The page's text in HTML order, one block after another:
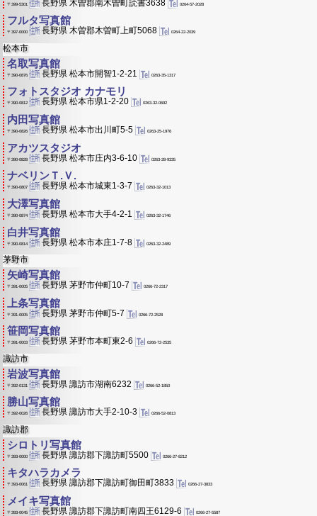
〒399-5301 長野県 木曽郡南木曽町読書3638 0264-57-2028
フルタ写真館
〒397-0000 長野県 木曽郡木曽町上町5068 0264-22-2039
松本市
名取写真館
〒390-0876 長野県 松本市開智1-2-21 0263-35-1317
フォトスタジオ カナモリ
〒390-0812 長野県 松本市県1-2-20 0263-32-0692
内田写真館
〒390-0826 長野県 松本市出川町5-5 0263-25-1976
アカツスタジオ
〒390-0828 長野県 松本市庄内3-6-10 0263-28-9335
ナベリンＴ.Ｖ.
〒390-0807 長野県 松本市城東1-3-7 0263-32-1013
大澤写真館
〒390-0874 長野県 松本市大手4-2-1 0263-32-1746
白井写真館
〒390-0814 長野県 松本市本庄1-7-8 0263-32-2489
茅野市
矢崎写真館
〒391-0005 長野県 茅野市仲町10-7 0266-72-2317
上条写真館
〒391-0005 長野県 茅野市仲町5-7 0266-72-2528
笹岡写真館
〒391-0003 長野県 茅野市本町東2-6 0266-72-2535
諏訪市
岩波写真館
〒392-0131 長野県 諏訪市湖南6232 0266-52-1850
勝山写真館
〒392-0026 長野県 諏訪市大手2-10-3 0266-52-0813
諏訪郡
シロトリ写真館
〒393-0000 長野県 諏訪郡下諏訪町5500 0266-27-8212
キタハラカメラ
〒393-0061 長野県 諏訪郡下諏訪町御田町3833 0266-27-3833
メイキ写真館
〒393-0045 長野県 諏訪郡下諏訪町南四王6129-6 0266-27-5587